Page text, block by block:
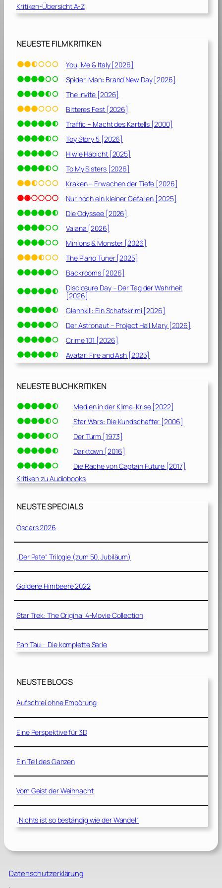
i
e
t
2
0
1
7
]
Kritiken-Übersicht A-Z
NEUESTE FILMKRITIKEN
You, Me & Italy [2026]
Spider-Man: Brand New Day [2026]
The Invite [2026]
Bitteres Fest [2026]
Traffic – Macht des Kartells [2000]
Toy Story 5 [2026]
H wie Habicht [2025]
To My Sisters [2026]
Kraken – Erwachen der Tiefe [2026]
Nur noch ein kleiner Gefallen [2025]
Die Odyssee [2026]
Vaiana [2026]
Minions & Monster [2026]
The Piano Tuner [2025]
Backrooms [2026]
Disclosure Day – Der Tag der Wahrheit
[2026]
Glennkill: Ein Schafskrimi [2026]
Der Astronaut – Project Hail Mary [2026]
Crime 101 [2026]
Avatar: Fire and Ash [2025]
NEUESTE BUCHKRITIKEN
Medien in der Klima-Krise [2022]
Star Wars: Die Kundschafter [2006]
Der Turm [1973]
Darktown [2016]
Die Rache von Captain Future [2017]
Kritiken zu Audiobooks
NEUSTE SPECIALS
Oscars 2026
„Der Pate“ Trilogie (zum 50. Jubiläum)
Goldene Himbeere 2022
Star Trek: The Original 4-Movie Collection
Pan Tau – Die komplette Serie
NEUSTE BLOGS
Aufschrei ohne Empörung
Eine Perspektive für 3D
Ein Teil des Ganzen
Vom Geist der Weihnacht
„Nichts ist so beständig wie der Wandel“
Datenschutzerklärung